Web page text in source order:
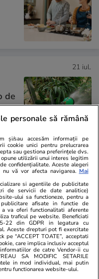
21 iul.
de
15 iul.
27 iul.
personale să rămână
și/sau accesăm informații pe
cookie unici pentru prelucrarea
sau gestiona preferințele dvs.
utilizării unui interes legitim
confidențialitate. Aceste alegeri
vă vor afecta navigarea. Mai
si agentiile de publicitate
de servicii de date analitice)
ului sa functioneze, pentru a
afisate in functie de
va oferi functionalitati aferente
traficul pe website. Beneficiati
22 din GDPR in legatura cu
Aceste drepturi pot fi exercitate
pe “ACCEPT TOATE”, acceptati
care implica inclusiv acceptul
de catre Vendor-ii cu
SA MODIFIC SETARILE
in mod individual, mai putin
functionarea website-ului.